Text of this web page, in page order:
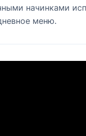
начинками
меню.